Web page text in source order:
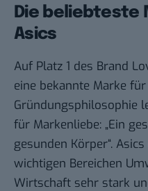
Die beliebteste
Asics
Auf Platz 1 des Brand
eine bekannte Marke
Gründungsphilosophie
für Markenliebe: „Ein
gesunden Körper“.
wichtigen Bereichen
Wirtschaft sehr stark